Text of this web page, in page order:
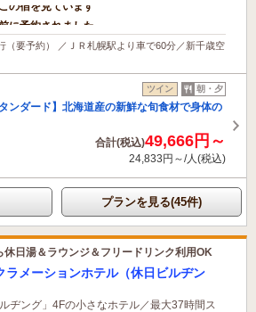
の宿を見ています
に予約されました
（要予約） ／ＪＲ札幌駅より車で60分／新千歳空
ツイン 朝・夕
ンダード】北海道産の新鮮な旬食材で身体の
合計(税込)49,666円～
24,833円～/人(税込)
プランを見る(45件)
日湯＆ラウンジ＆フリードリンク利用OK
ラメーションホテル（休日ビルヂン
ルヂング」4Fの小さなホテル／最大37時間ス